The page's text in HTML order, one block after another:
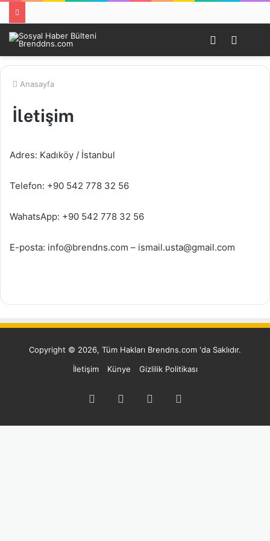
yap
Kayıt
Ol
Anasayfa
İletişim
Adres: Kadıköy / İstanbul
Telefon: +90 542 778 32 56
WahatsApp: +90 542 778 32 56
E-posta: info@brendns.com – ismail.usta@gmail.com
Copyright © 2026, Tüm Hakları Brendns.com 'da Saklıdır.
İletişim
Künye Gizlilik Politikası
FacebookTwitter YouTube